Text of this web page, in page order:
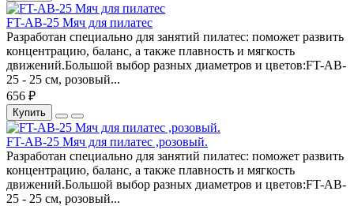
FT-AB-25 Мяч для пилатес
Разработан специально для занятий пилатес: поможет развить
концентрацию, баланс, а также плавность и мягкость
движений.Большой выбор разных диаметров и цветов:FT-AB-
25 - 25 см, розовый...
656 ₽
Купить
FT-AB-25 Мяч для пилатес ,розовый.
Разработан специально для занятий пилатес: поможет развить
концентрацию, баланс, а также плавность и мягкость
движений.Большой выбор разных диаметров и цветов:FT-AB-
25 - 25 см, розовый...